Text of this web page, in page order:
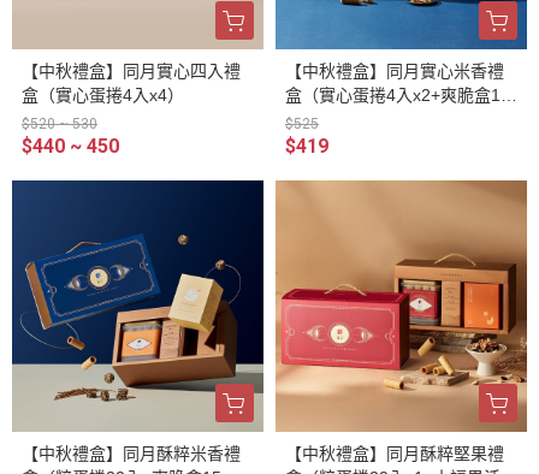
【中秋禮盒】同月實心四入禮
盒（實心蛋捲4入x4）
$520 ~ 530
$440 ~ 450
【中秋禮盒】同月實心米香禮
盒（實心蛋捲4入x2+爽脆盒15
入／盒）
$525
$419
【中秋禮盒】同月酥粹米香禮
【中秋禮盒】同月酥粹堅果禮